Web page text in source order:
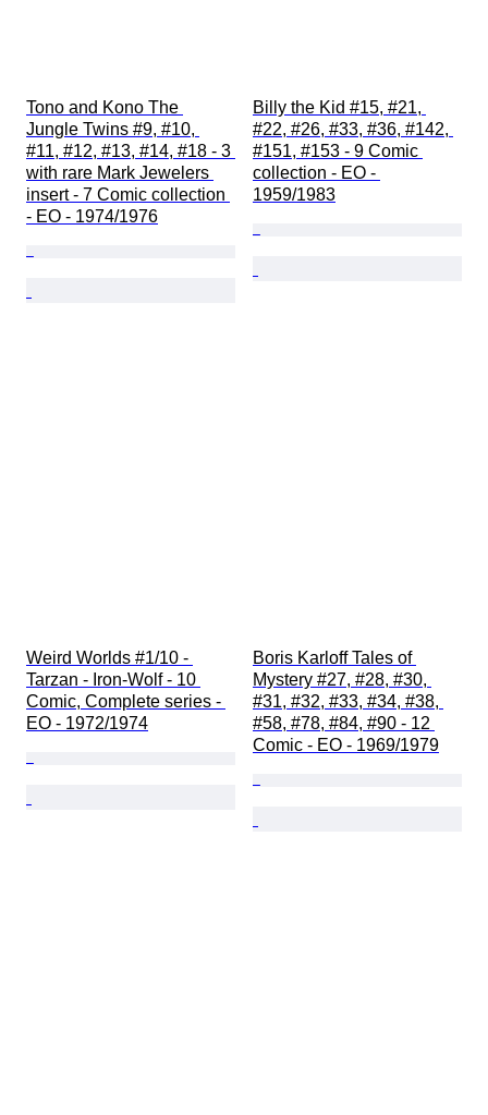
Tono and Kono The
Jungle Twins #9, #10,
#11, #12, #13, #14, #18 - 3
with rare Mark Jewelers
insert - 7 Comic collection
- EO - 1974/1976
Billy the Kid #15, #21,
#22, #26, #33, #36, #142,
#151, #153 - 9 Comic
collection - EO -
1959/1983
Weird Worlds #1/10 -
Tarzan - Iron-Wolf - 10
Comic, Complete series -
EO - 1972/1974
Boris Karloff Tales of
Mystery #27, #28, #30,
#31, #32, #33, #34, #38,
#58, #78, #84, #90 - 12
Comic - EO - 1969/1979